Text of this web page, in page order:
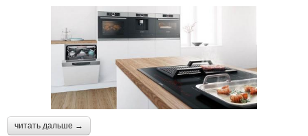
читать дальше →